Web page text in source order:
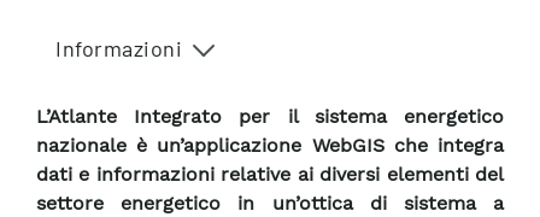
Informazioni
L’Atlante Integrato per il sistema energetico
nazionale è un’applicazione WebGIS che integra
dati e informazioni relative ai diversi elementi del
settore energetico in un’ottica di sistema a